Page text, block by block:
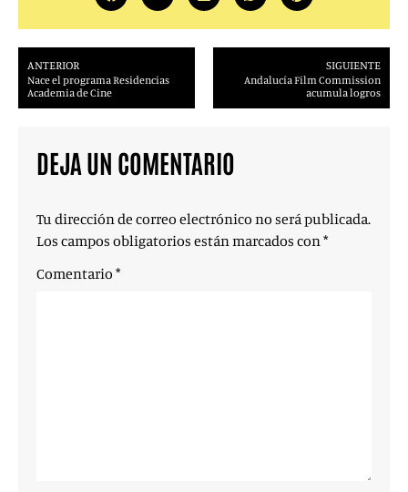
ANTERIOR
Nace el programa Residencias
Academia de Cine
SIGUIENTE
Andalucía Film Commission
acumula logros
DEJA UN COMENTARIO
Tu dirección de correo electrónico no será publicada.
Los campos obligatorios están marcados con*
Comentario *